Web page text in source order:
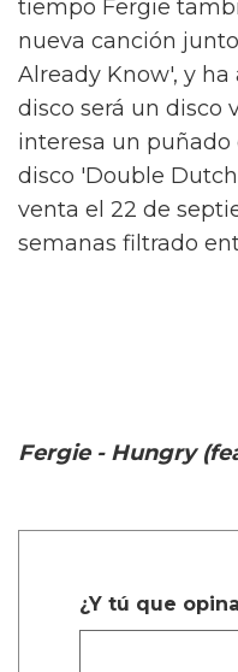
tiempo Fergie
nueva canción
Already Know', y
disco será un disco
interesa un puñado
disco 'Double
venta el 22 de
semanas filtrado
Fergie - Hungry
¿Y tú que